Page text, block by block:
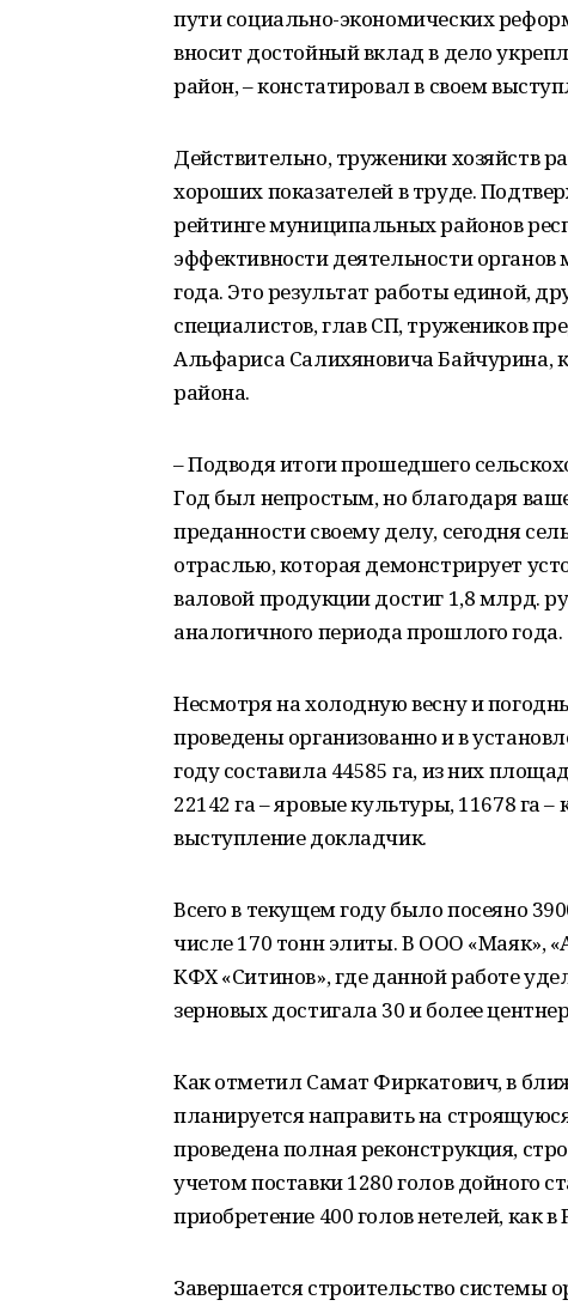
пути социально-экономических
вносит достойный вклад в дело
район, – констатировал в своем
Действительно, труженики хозяйств
хороших показателей в труде.
рейтинге муниципальных районов
эффективности деятельности
года. Это результат работы единой,
специалистов, глав СП, тружеников
Альфариса Салихяновича Байчурина,
района.
– Подводя итоги прошедшего
Год был непростым, но благодаря
преданности своему делу, сегодня
отраслью, которая демонстрирует
валовой продукции достиг 1,8 млрд.
аналогичного периода прошлого года.
Несмотря на холодную весну и
проведены организованно и в
году составила 44585 га, из них
22142 га – яровые культуры, 11678 га
выступление докладчик.
Всего в текущем году было посеяно
числе 170 тонн элиты. В ООО «Маяк»,
КФХ «Ситинов», где данной работе
зерновых достигала 30 и более
Как отметил Самат Фиркатович, в
планируется направить на
проведена полная реконструкция,
учетом поставки 1280 голов дойного
приобретение 400 голов нетелей, как
Завершается строительство системы